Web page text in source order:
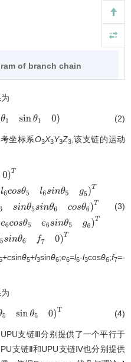
of branch chain
(2)
坐标系O3X3Y3Z3,该支链的运动
0 T$32=
6sinθ5g5 T$33=
θ6cos )T$ 34=
6 n θ5 g6) T$ 35
(3)
+csinθ5+l3sinθ6;e6=l6-l3cosθ6;f7=-
(4)
支链Ⅲ分别提供了一个平行于
支链Ⅱ和UPU支链Ⅳ也分别提供